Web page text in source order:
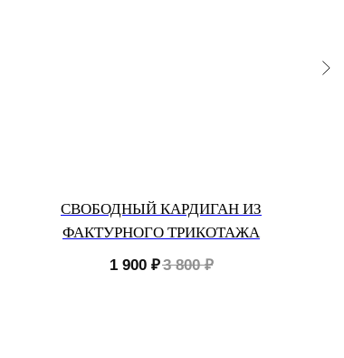
СВОБОДНЫЙ КАРДИГАН ИЗ
ФАКТУРНОГО ТРИКОТАЖА
1 900 ₽3 800 ₽